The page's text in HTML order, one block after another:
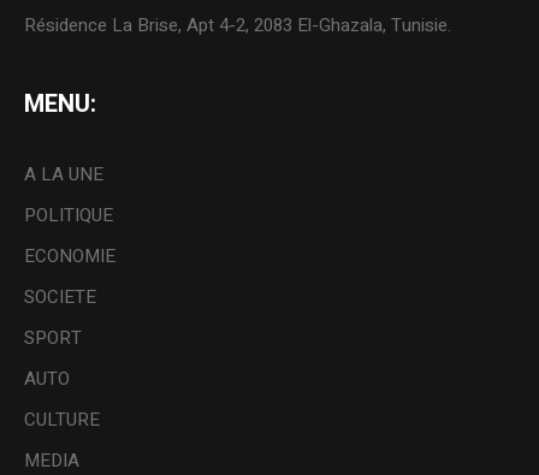
Résidence La Brise, Apt 4-2, 2083 El-Ghazala, Tunisie.
MENU:
A LA UNE
POLITIQUE
ECONOMIE
SOCIETE
SPORT
AUTO
CULTURE
MEDIA